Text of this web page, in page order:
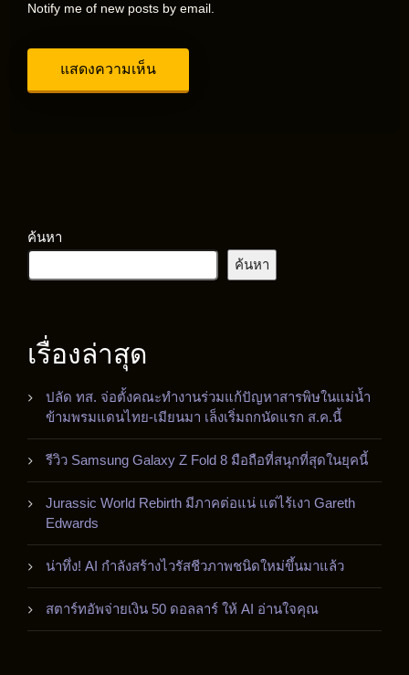
Notify me of new posts by email.
ค้นหา
ค้นหา
เรื่องล่าสุด
ปลัด ทส. จ่อตั้งคณะทำงานร่วมแก้ปัญหาสารพิษในแม่น้ำ
ข้ามพรมแดนไทย-เมียนมา เล็งเริ่มถกนัดแรก ส.ค.นี้
รีวิว Samsung Galaxy Z Fold 8 มือถือที่สนุกที่สุดในยุคนี้
Jurassic World Rebirth มีภาคต่อแน่ แต่ไร้เงา Gareth
Edwards
น่าทึ่ง! AI กำลังสร้างไวรัสชีวภาพชนิดใหม่ขึ้นมาแล้ว
สตาร์ทอัพจ่ายเงิน 50 ดอลลาร์ ให้ AI อ่านใจคุณ